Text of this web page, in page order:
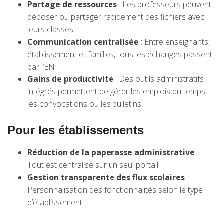
Partage de ressources : Les professeurs peuvent
déposer ou partager rapidement des fichiers avec
leurs classes.
Communication centralisée : Entre enseignants,
établissement et familles, tous les échanges passent
par l’ENT.
Gains de productivité : Des outils administratifs
intégrés permettent de gérer les emplois du temps,
les convocations ou les bulletins.
Pour les établissements
Réduction de la paperasse administrative :
Tout est centralisé sur un seul portail.
Gestion transparente des flux scolaires :
Personnalisation des fonctionnalités selon le type
d’établissement.